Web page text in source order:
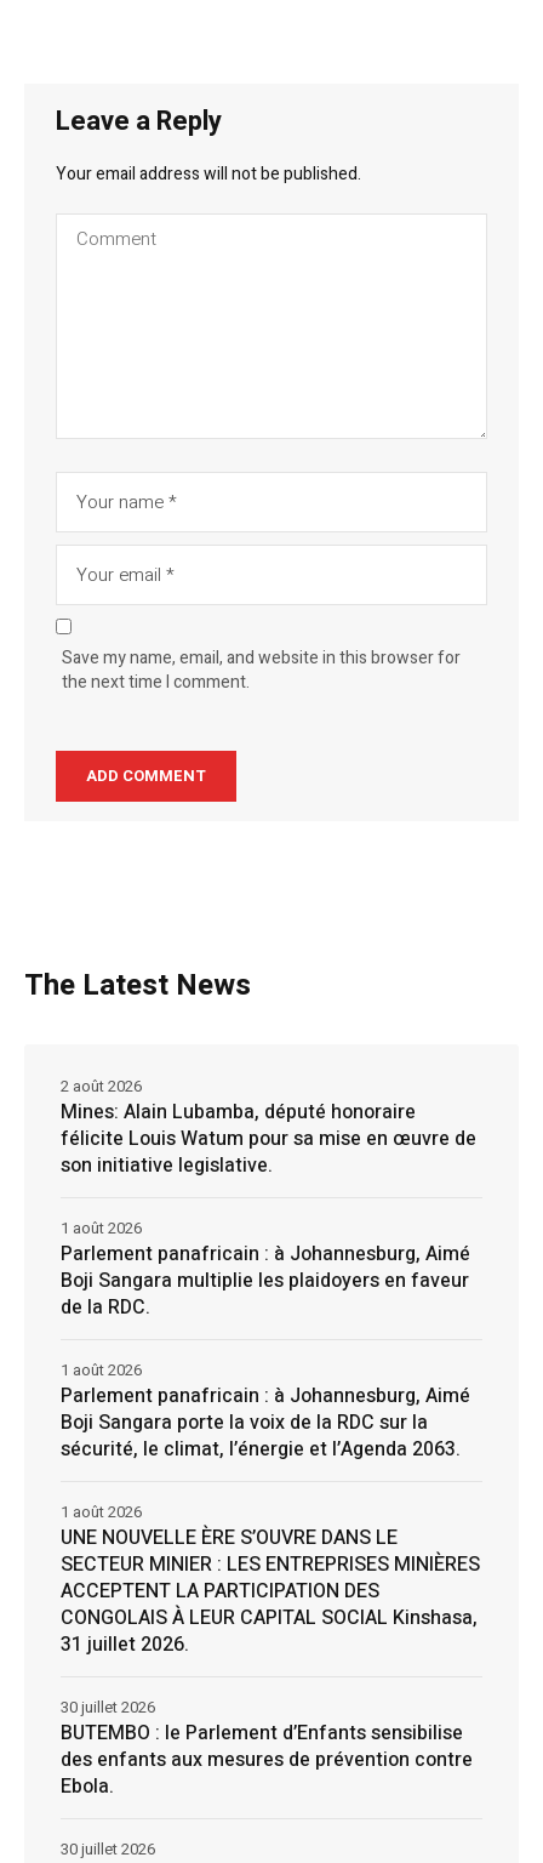
Leave a Reply
Your email address will not be published.
Save my name, email, and website in this browser for
the next time I comment.
The Latest News
Mines: Alain Lubamba, député honoraire
félicite Louis Watum pour sa mise en œuvre de
son initiative legislative.
2 août 2026
Parlement panafricain : à Johannesburg, Aimé
Boji Sangara multiplie les plaidoyers en faveur
de la RDC.
1 août 2026
Parlement panafricain : à Johannesburg, Aimé
Boji Sangara porte la voix de la RDC sur la
sécurité, le climat, l’énergie et l’Agenda 2063.
1 août 2026
UNE NOUVELLE ÈRE S’OUVRE DANS LE
SECTEUR MINIER : LES ENTREPRISES MINIÈRES
ACCEPTENT LA PARTICIPATION DES
CONGOLAIS À LEUR CAPITAL SOCIAL Kinshasa,
31 juillet 2026.
1 août 2026
BUTEMBO : le Parlement d’Enfants sensibilise
des enfants aux mesures de prévention contre
Ebola.
30 juillet 2026
30 juillet 2026